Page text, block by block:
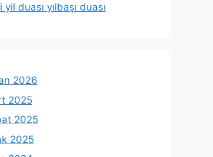
yil duası yılbaşı duası
2026
2025
2025
2025